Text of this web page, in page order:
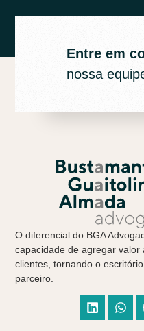
Entre em
nossa
O diferencial do BGA
capacidade de agregar valor
clientes, tornando o
parceiro.